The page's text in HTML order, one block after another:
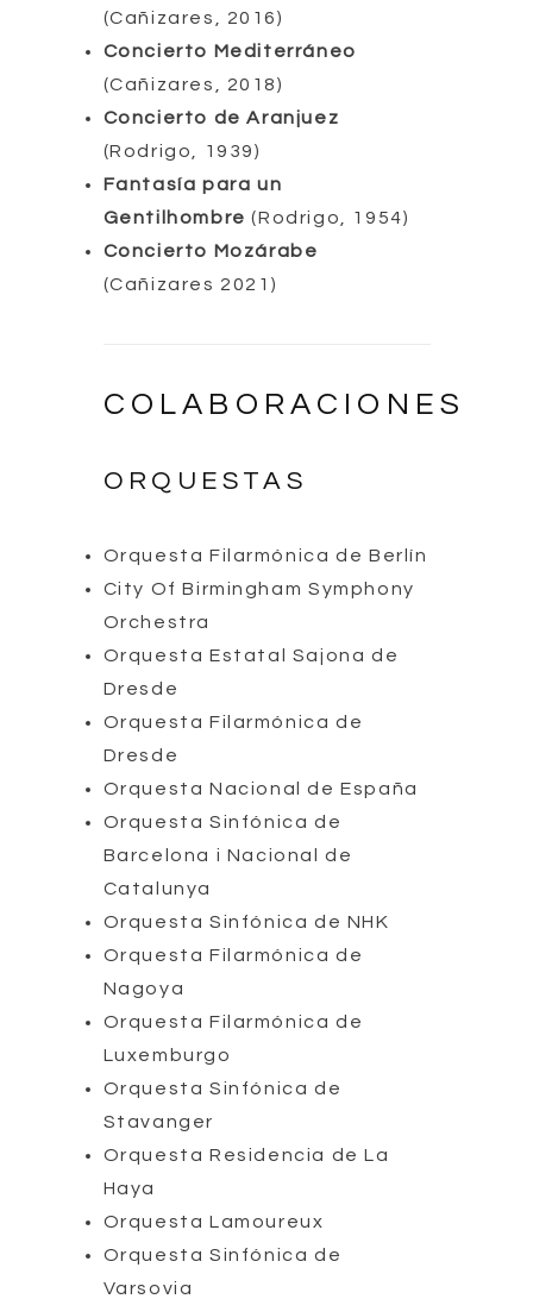
(Cañizares, 2016)
Concierto Mediterráneo
(Cañizares, 2018)
Concierto de Aranjuez
(Rodrigo, 1939)
Fantasía para un
Gentilhombre (Rodrigo, 1954)
Concierto Mozárabe
(Cañizares 2021)
COLABORACIONES
ORQUESTAS
Orquesta Filarmónica de Berlín
City Of Birmingham Symphony
Orchestra
Orquesta Estatal Sajona de
Dresde
Orquesta Filarmónica de
Dresde
Orquesta Nacional de España
Orquesta Sinfónica de
Barcelona i Nacional de
Catalunya
Orquesta Sinfónica de NHK
Orquesta Filarmónica de
Nagoya
Orquesta Filarmónica de
Luxemburgo
Orquesta Sinfónica de
Stavanger
Orquesta Residencia de La
Haya
Orquesta Lamoureux
Orquesta Sinfónica de
Varsovia